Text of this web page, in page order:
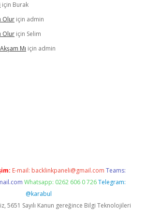
için Burak
Olur için admin
Olur için Selim
Mı için admin
E-mail: backlinkpaneli@gmail.com Teams:
Whatsapp: 0262 606 0 726 Telegram:
@karabul
5651 Sayılı Kanun gereğince Bilgi Teknolojileri